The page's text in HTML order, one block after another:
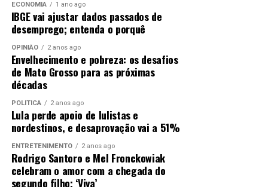
ECONOMIA 1 ano ago
IBGE vai ajustar dados passados de
desemprego; entenda o porquê
OPINIÃO 2 anos ago
Envelhecimento e pobreza: os desafios
de Mato Grosso para as próximas
décadas
POLÍTICA 2 anos ago
Lula perde apoio de lulistas e
nordestinos, e desaprovação vai a 51%
ENTRETENIMENTO 2 anos ago
Rodrigo Santoro e Mel Fronckowiak
celebram o amor com a chegada do
segundo filho; ‘Viva’